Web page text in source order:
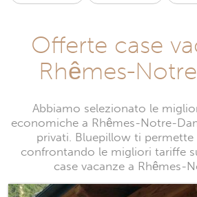
Offerte case
Rhêmes-
Abbiamo selezionato le
economiche a Rhêmes-Notre-
privati. Bluepillow ti permette
confrontando le migliori tariffe
case vacanze a Rhêmes-